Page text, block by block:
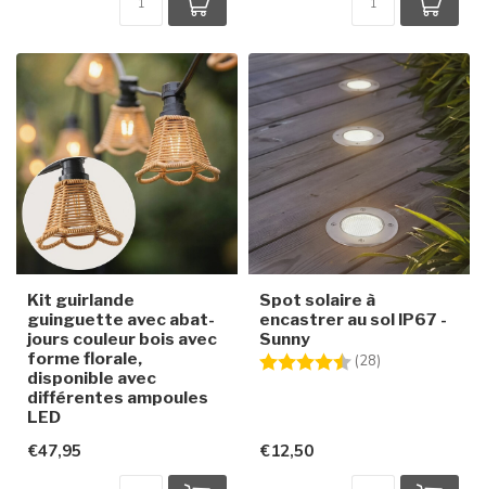
Kit guirlande
guinguette avec abat-
jours couleur bois avec
forme florale,
disponible avec
différentes ampoules
LED
€47,95
Spot solaire à
encastrer au sol IP67 -
Sunny
Note:
(28)
€12,50